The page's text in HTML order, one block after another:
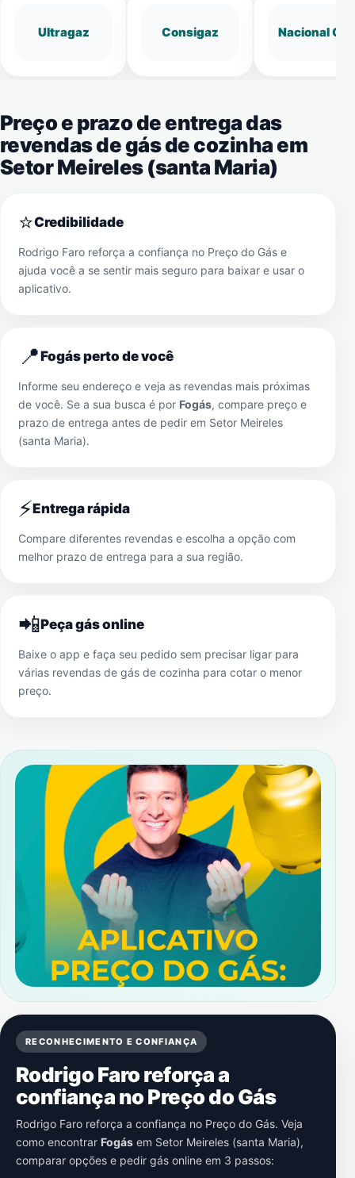
Ultragaz Consigaz Nacional Gás
Preço e prazo de entrega das
revendas de gás de cozinha em
Setor Meireles (santa Maria)
⭐Credibilidade
Rodrigo Faro reforça a confiança no Preço do Gás e
ajuda você a se sentir mais seguro para baixar e usar o
aplicativo.
📍Fogás perto de você
Informe seu endereço e veja as revendas mais próximas
de você. Se a sua busca é por Fogás, compare preço e
prazo de entrega antes de pedir em Setor Meireles
(santa Maria).
⚡Entrega rápida
Compare diferentes revendas e escolha a opção com
melhor prazo de entrega para a sua região.
📲Peça gás online
Baixe o app e faça seu pedido sem precisar ligar para
várias revendas de gás de cozinha para cotar o menor
preço.
RECONHECIMENTO E CONFIANÇA
Rodrigo Faro reforça a
confiança no Preço do Gás
Rodrigo Faro reforça a confiança no Preço do Gás. Veja
como encontrar Fogás em Setor Meireles (santa Maria),
comparar opções e pedir gás online em 3 passos: